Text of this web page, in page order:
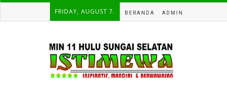
FRIDAY, AUGUST 7. BERANDA ADMIN